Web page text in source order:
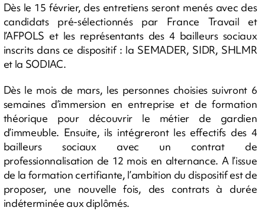
Dès le 15 février, des entretiens seront menés avec des
candidats pré-sélectionnés par France Travail et
l’AFPOLS et les représentants des 4 bailleurs sociaux
inscrits dans ce dispositif : la SEMADER, SIDR, SHLMR
et la SODIAC.
Dès le mois de mars, les personnes choisies suivront 6
semaines d’immersion en entreprise et de formation
théorique pour découvrir le métier de gardien
d’immeuble. Ensuite, ils intégreront les effectifs des 4
bailleurs sociaux avec un contrat de
professionnalisation de 12 mois en alternance. A l’issue
de la formation certifiante, l’ambition du dispositif est de
proposer, une nouvelle fois, des contrats à durée
indéterminée aux diplômés.